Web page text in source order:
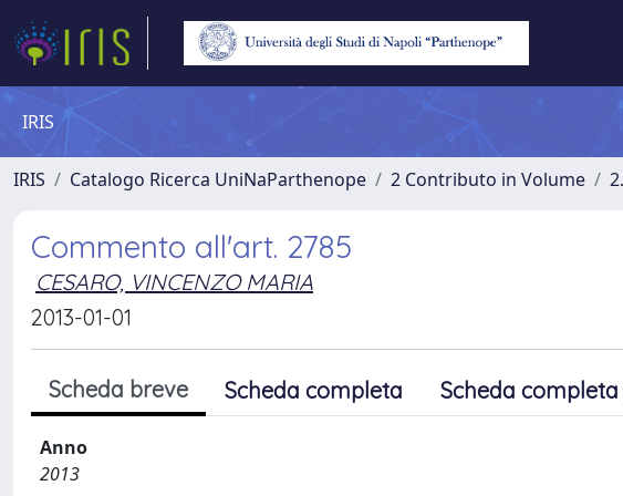
IRIS
IRIS Catalogo Ricerca UniNaParthenope 2 Contributo in Volume
Commento all'art. 2785
CESARO, VINCENZO MARIA
2013-01-01
Scheda breve Scheda completa Scheda completa
Anno
2013